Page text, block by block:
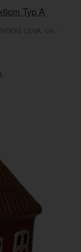
Typ A
CENA 126.-